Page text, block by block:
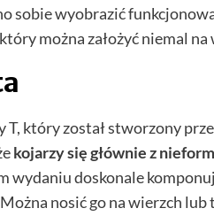
sobie wyobrazić
można założyć niemal na
który został stworzony
kojarzy się głównie z
wydaniu doskonale
nosić go na wierzch lub